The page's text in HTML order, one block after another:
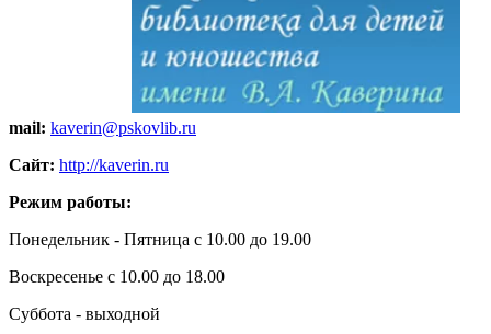
mail: kaverin@pskovlib.ru
Сайт: http://kaverin.ru
Режим работы:
Понедельник - Пятница с 10.00 до 19.00
Воскресенье с 10.00 до 18.00
Суббота - выходной